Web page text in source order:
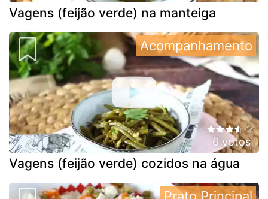
Vagens (feijão verde) na manteiga
6 votos
Vagens (feijão verde) cozidos na água
Acompanhamento